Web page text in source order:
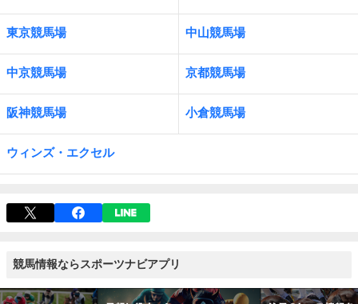
東京競馬場 中山競馬場
中京競馬場 京都競馬場
阪神競馬場 小倉競馬場
ウィンズ・エクセル
競馬情報ならスポーツナビアプリ